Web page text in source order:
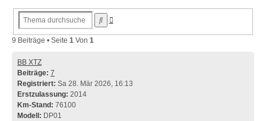
SucheErweiterte
9 Beiträge • Seite 1 Von 1
BB XTZ
Beiträge: 7
Registriert: Sa 28. Mär 2026, 16:13
Erstzulassung: 2014
Km-Stand: 76100
Modell: DP01